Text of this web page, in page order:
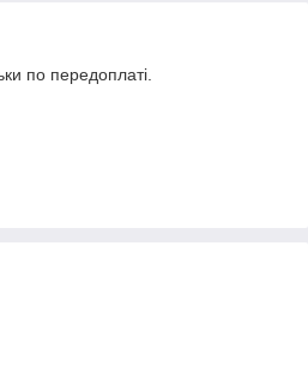
по передоплаті.